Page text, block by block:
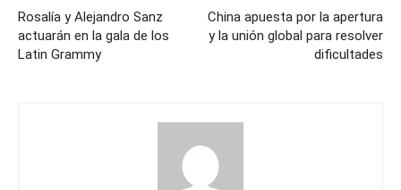
Rosalía y Alejandro Sanz
actuarán en la gala de los
Latin Grammy
China apuesta por la apertura
y la unión global para resolver
dificultades